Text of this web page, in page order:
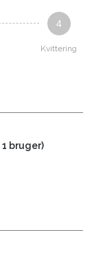
4
Kvittering
bruger)